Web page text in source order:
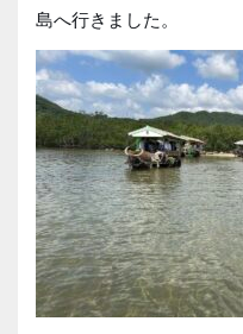
島へ行きました。